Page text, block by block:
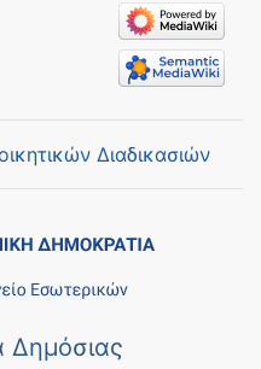
Διαδικασιών
Δημόσιας